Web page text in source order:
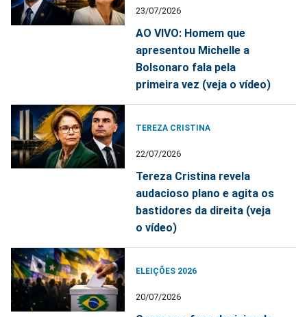
23/07/2026
AO VIVO: Homem que
apresentou Michelle a
Bolsonaro fala pela
primeira vez (veja o vídeo)
TEREZA CRISTINA
22/07/2026
Tereza Cristina revela
audacioso plano e agita os
bastidores da direita (veja
o vídeo)
ELEIÇÕES 2026
20/07/2026